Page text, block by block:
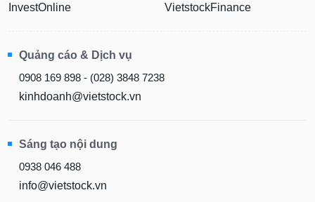
InvestOnline
VietstockFinance
Quảng cáo & Dịch vụ
0908 169 898 - (028) 3848 7238
kinhdoanh@vietstock.vn
Sáng tạo nội dung
0938 046 488
info@vietstock.vn